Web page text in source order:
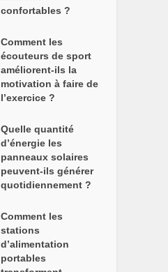
confortables ?
Comment les
écouteurs de sport
améliorent-ils la
motivation à faire de
l’exercice ?
Quelle quantité
d’énergie les
panneaux solaires
peuvent-ils générer
quotidiennement ?
Comment les
stations
d’alimentation
portables